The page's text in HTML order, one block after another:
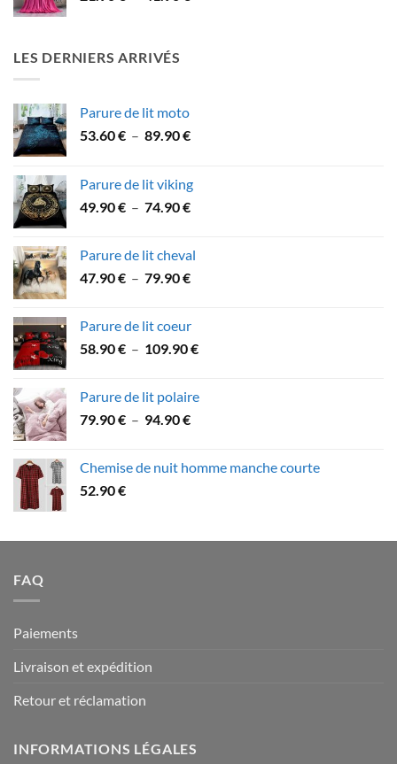
LES DERNIERS ARRIVÉS
Parure de lit moto
53.60€ – 89.90€Plage
53.60 €
à
Parure de lit viking
49.90€ – 74.90€Plage
49.90 €
à
Parure de lit cheval
47.90€ – 79.90€Plage
à
Parure de lit coeur
58.90€ – 109.90€Plage
58.90 €
Parure de lit polaire
79.90€ – 94.90€Plage
79.90 €
Chemise de nuit homme manche courte
52.90€
FAQ
Paiements
Livraison et expédition
Retour et réclamation
INFORMATIONS LÉGALES